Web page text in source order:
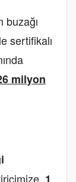
buzağı
sertifikalı
milyon
1